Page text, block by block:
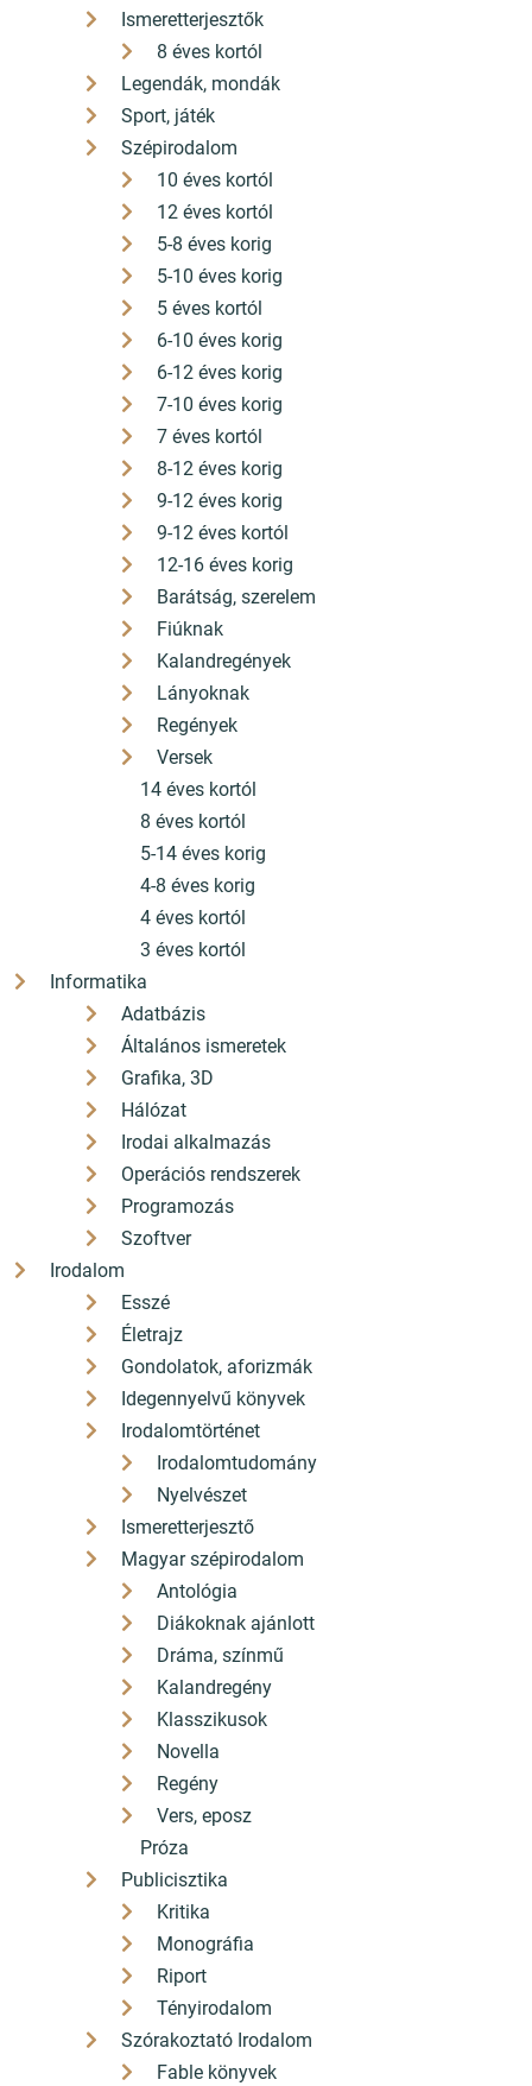
Ismeretterjesztők
8 éves kortól
Legendák, mondák
Sport, játék
Szépirodalom
10 éves kortól
12 éves kortól
5-8 éves korig
5-10 éves korig
5 éves kortól
6-10 éves korig
6-12 éves korig
7-10 éves korig
7 éves kortól
8-12 éves korig
9-12 éves korig
9-12 éves kortól
12-16 éves korig
Barátság, szerelem
Fiúknak
Kalandregények
Lányoknak
Regények
Versek
14 éves kortól
8 éves kortól
5-14 éves korig
4-8 éves korig
4 éves kortól
3 éves kortól
Informatika
Adatbázis
Általános ismeretek
Grafika, 3D
Hálózat
Irodai alkalmazás
Operációs rendszerek
Programozás
Szoftver
Irodalom
Esszé
Életrajz
Gondolatok, aforizmák
Idegennyelvű könyvek
Irodalomtörténet
Irodalomtudomány
Nyelvészet
Ismeretterjesztő
Magyar szépirodalom
Antológia
Diákoknak ajánlott
Dráma, színmű
Kalandregény
Klasszikusok
Novella
Regény
Vers, eposz
Próza
Publicisztika
Kritika
Monográfia
Riport
Tényirodalom
Szórakoztató Irodalom
Fable könyvek